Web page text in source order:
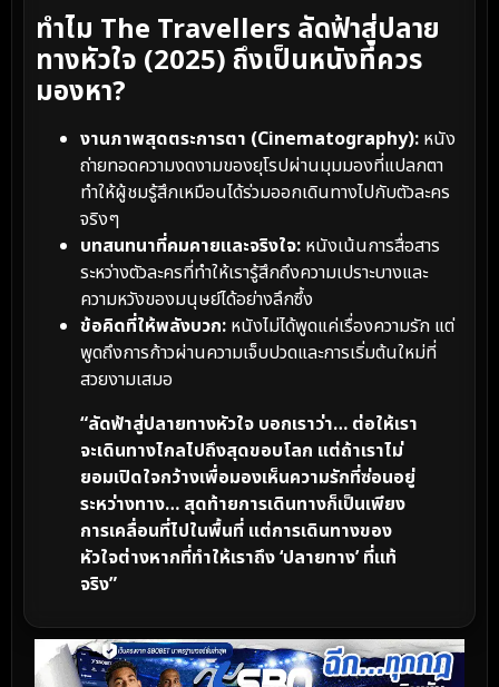
ทำไม The Travellers ลัดฟ้าสู่ปลาย
ทางหัวใจ (2025) ถึงเป็นหนังที่ควร
มองหา?
งานภาพสุดตระการตา (Cinematography): หนัง
ถ่ายทอดความงดงามของยุโรปผ่านมุมมองที่แปลกตา
ทำให้ผู้ชมรู้สึกเหมือนได้ร่วมออกเดินทางไปกับตัวละคร
จริงๆ
บทสนทนาที่คมคายและจริงใจ: หนังเน้นการสื่อสาร
ระหว่างตัวละครที่ทำให้เรารู้สึกถึงความเปราะบางและ
ความหวังของมนุษย์ได้อย่างลึกซึ้ง
ข้อคิดที่ให้พลังบวก: หนังไม่ได้พูดแค่เรื่องความรัก แต่
พูดถึงการก้าวผ่านความเจ็บปวดและการเริ่มต้นใหม่ที่
สวยงามเสมอ
“ลัดฟ้าสู่ปลายทางหัวใจ บอกเราว่า… ต่อให้เรา
จะเดินทางไกลไปถึงสุดขอบโลก แต่ถ้าเราไม่
ยอมเปิดใจกว้างเพื่อมองเห็นความรักที่ซ่อนอยู่
ระหว่างทาง… สุดท้ายการเดินทางก็เป็นเพียง
การเคลื่อนที่ไปในพื้นที่ แต่การเดินทางของ
หัวใจต่างหากที่ทำให้เราถึง ‘ปลายทาง’ ที่แท้
จริง”